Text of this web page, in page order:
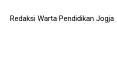
Redaksi Warta Pendidikan Jogja